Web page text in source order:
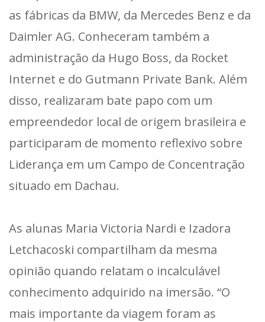
as fábricas da BMW, da Mercedes Benz e da
Daimler AG. Conheceram também a
administração da Hugo Boss, da Rocket
Internet e do Gutmann Private Bank. Além
disso, realizaram bate papo com um
empreendedor local de origem brasileira e
participaram de momento reflexivo sobre
Liderança em um Campo de Concentração
situado em Dachau.
As alunas Maria Victoria Nardi e Izadora
Letchacoski compartilham da mesma
opinião quando relatam o incalculável
conhecimento adquirido na imersão. “O
mais importante da viagem foram as